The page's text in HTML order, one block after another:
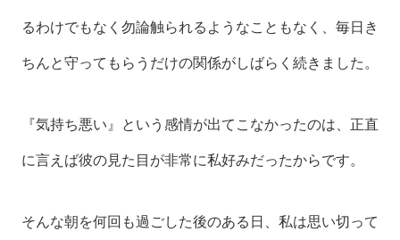
るわけでもなく勿論触られるようなこともなく、毎日き
ちんと守ってもらうだけの関係がしばらく続きました。
『気持ち悪い』という感情が出てこなかったのは、正直
に言えば彼の見た目が非常に私好みだったからです。
そんな朝を何回も過ごした後のある日、私は思い切って